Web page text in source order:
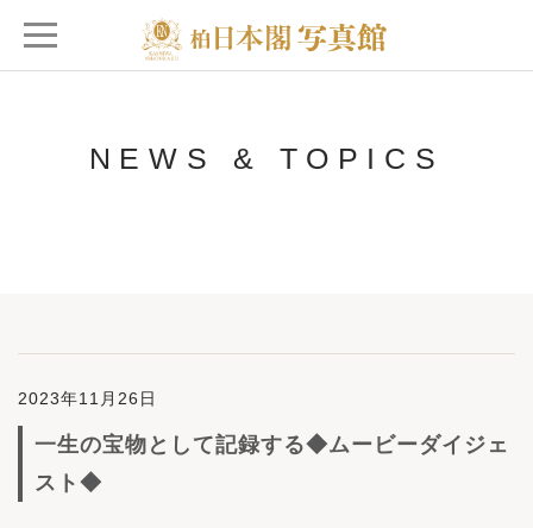
NEWS & TOPICS
2023年11月26日
一生の宝物として記録する◆ムービーダイジェ
スト◆